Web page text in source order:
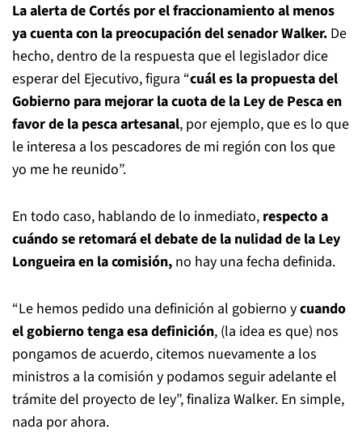
La alerta de Cortés por el fraccionamiento al menos
ya cuenta con la preocupación del senador Walker. De
hecho, dentro de la respuesta que el legislador dice
esperar del Ejecutivo, figura “cuál es la propuesta del
Gobierno para mejorar la cuota de la Ley de Pesca en
favor de la pesca artesanal, por ejemplo, que es lo que
le interesa a los pescadores de mi región con los que
yo me he reunido”.
En todo caso, hablando de lo inmediato, respecto a
cuándo se retomará el debate de la nulidad de la Ley
Longueira en la comisión, no hay una fecha definida.
“Le hemos pedido una definición al gobierno ycuando
el gobierno tenga esa definición, (la idea es que) nos
pongamos de acuerdo, citemos nuevamente a los
ministros a la comisión y podamos seguir adelante el
trámite del proyecto de ley”, finaliza Walker. En simple,
nada por ahora.